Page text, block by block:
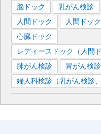
■JR成田エクスプレス
東京駅 横浜
池袋駅 武蔵小杉駅
大宮駅 成田駅
脳ドック 乳がん検診
人間ドック
人間ドッ
心臓ドック
レディースドック（人間
肺がん検診
胃がん検診
婦人科検診（乳がん検診